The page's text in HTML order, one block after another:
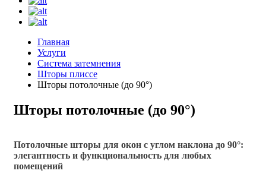
Главная
Услуги
Система затемнения
Шторы плиссе
Шторы потолочные (до 90°)
Шторы потолочные (до 90°)
Потолочные шторы для окон с углом наклона до 90°:
элегантность и функциональность для любых
помещений